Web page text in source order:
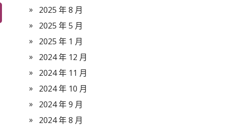
2025 年 8 月
2025 年 5 月
2025 年 1 月
2024 年 12 月
2024 年 11 月
2024 年 10 月
2024 年 9 月
2024 年 8 月